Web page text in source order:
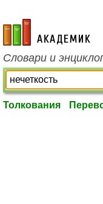
academic.ru
Словари и
Толкования